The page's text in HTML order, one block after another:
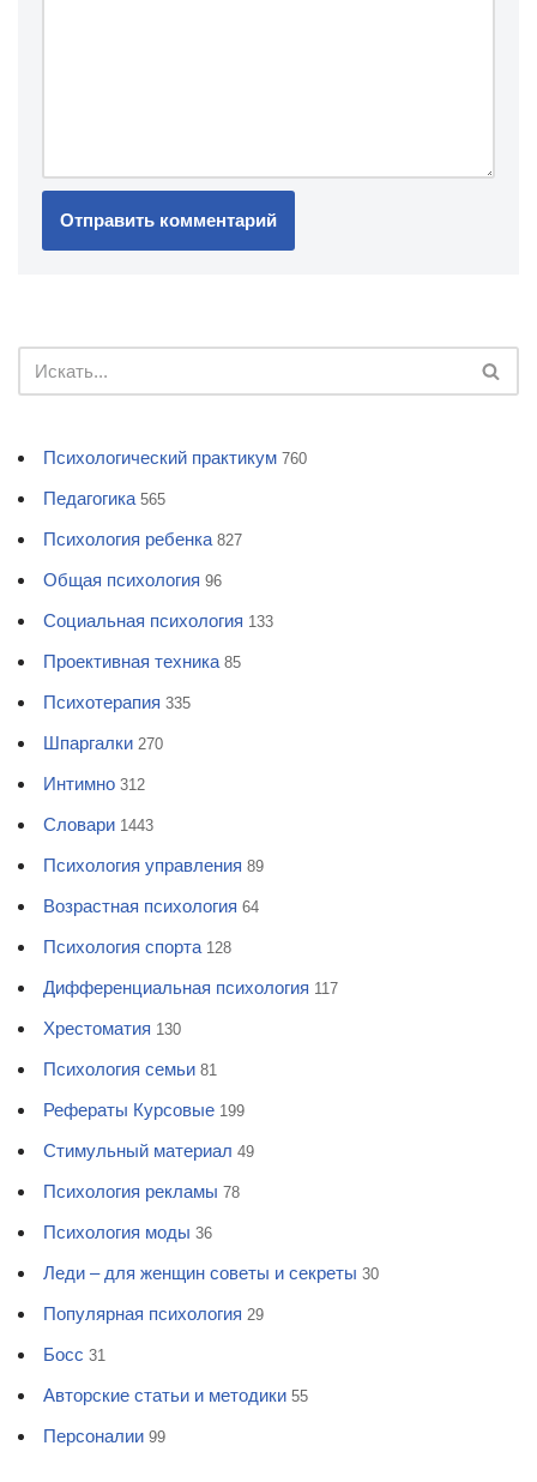
Психологический практикум 760
Педагогика 565
Психология ребенка 827
Общая психология 96
Социальная психология 133
Проективная техника 85
Психотерапия 335
Шпаргалки 270
Интимно 312
Словари 1443
Психология управления 89
Возрастная психология 64
Психология спорта 128
Дифференциальная психология 117
Хрестоматия 130
Психология семьи 81
Рефераты Курсовые 199
Стимульный материал 49
Психология рекламы 78
Психология моды 36
Леди – для женщин советы и секреты 30
Популярная психология 29
Босс 31
Авторские статьи и методики 55
Персоналии 99